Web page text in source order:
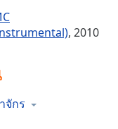
, 2010
จักร